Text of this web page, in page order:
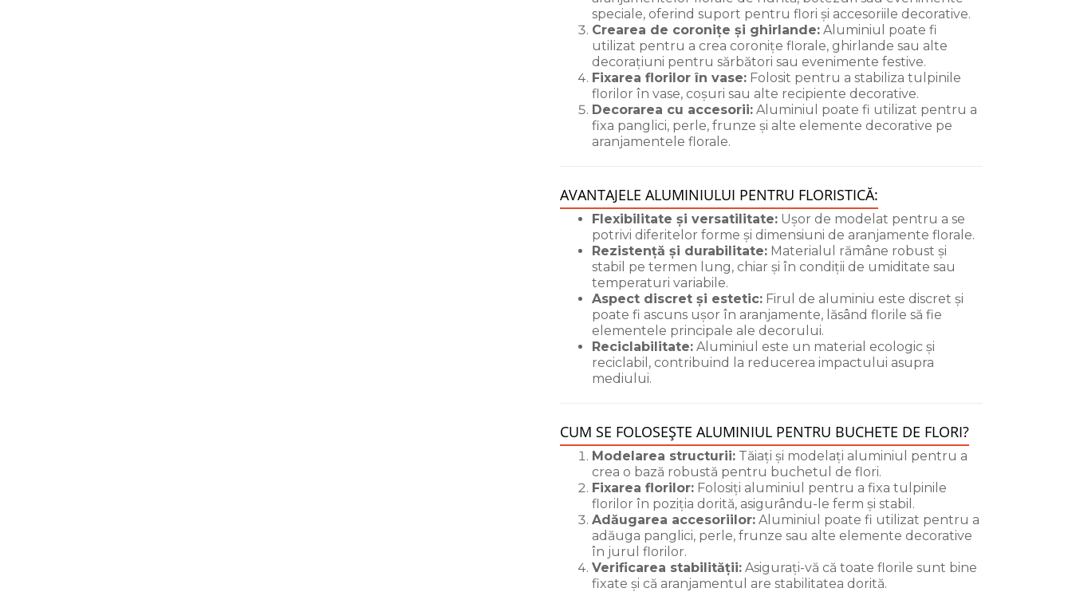
speciale, oferind suport pentru flori și accesoriile decorative.
Crearea de coronițe și ghirlande: Aluminiul poate fi
utilizat pentru a crea coronițe florale, ghirlande sau alte
decorațiuni pentru sărbători sau evenimente festive.
Fixarea florilor în vase: Folosit pentru a stabiliza tulpinile
florilor în vase, coșuri sau alte recipiente decorative.
Decorarea cu accesorii: Aluminiul poate fi utilizat pentru a
fixa panglici, perle, frunze și alte elemente decorative pe
aranjamentele florale.
AVANTAJELE ALUMINIULUI PENTRU FLORISTICĂ:
Flexibilitate și versatilitate: Ușor de modelat pentru a se
potrivi diferitelor forme și dimensiuni de aranjamente florale.
Rezistență și durabilitate: Materialul rămâne robust și
stabil pe termen lung, chiar și în condiții de umiditate sau
temperaturi variabile.
Aspect discret și estetic: Firul de aluminiu este discret și
poate fi ascuns ușor în aranjamente, lăsând florile să fie
elementele principale ale decorului.
Reciclabilitate: Aluminiul este un material ecologic și
reciclabil, contribuind la reducerea impactului asupra
mediului.
CUM SE FOLOSEȘTE ALUMINIUL PENTRU BUCHETE DE FLORI?
Modelarea structurii: Tăiați și modelați aluminiul pentru a
crea o bază robustă pentru buchetul de flori.
Fixarea florilor: Folosiți aluminiul pentru a fixa tulpinile
florilor în poziția dorită, asigurându-le ferm și stabil.
Adăugarea accesoriilor: Aluminiul poate fi utilizat pentru a
adăuga panglici, perle, frunze sau alte elemente decorative
în jurul florilor.
Verificarea stabilității: Asigurați-vă că toate florile sunt bine
fixate și că aranjamentul are stabilitatea dorită.